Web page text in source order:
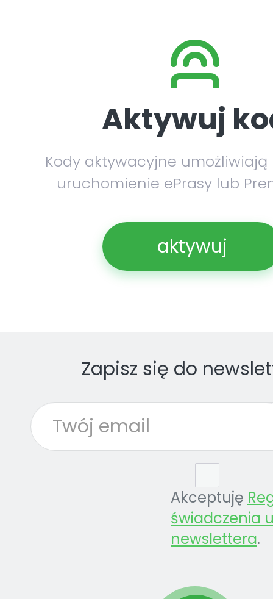
Aktywuj
Kody aktywacyjne umożliwiają
uruchomienie ePrasy lub
aktywuj
Zapisz się do
Akceptuję
świadczenia
newslettera.